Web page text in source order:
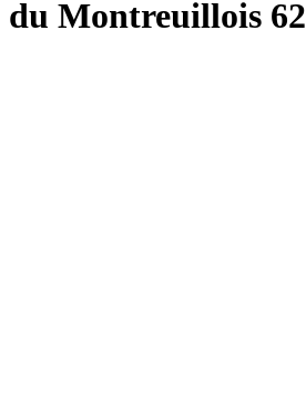
du Montreuillois 62